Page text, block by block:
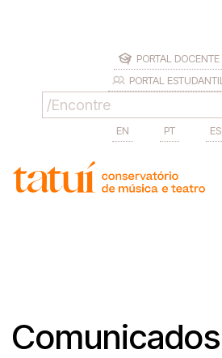
PORTAL DOCENTE
PORTAL ESTUDANTIL
EN PT ES
Comunicados